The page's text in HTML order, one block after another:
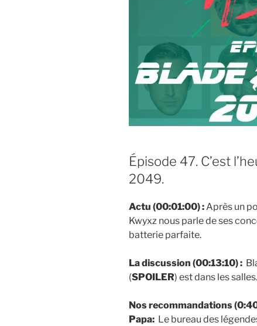
Épisode 47. C’est
2049.
Actu (00:01:00) :Après un
Kwyxz nous parle de ses
batterie parfaite.
La discussion (00:13:10) :
(SPOILER) est dans les salles.
Nos recommandations
Papa: Le bureau des